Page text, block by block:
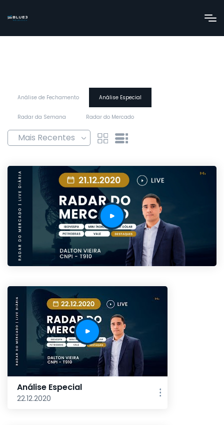
Análise de Fechamento Análise Especial
Radar da Semana Radar do Mercado
Análise Especial
22.12.2020